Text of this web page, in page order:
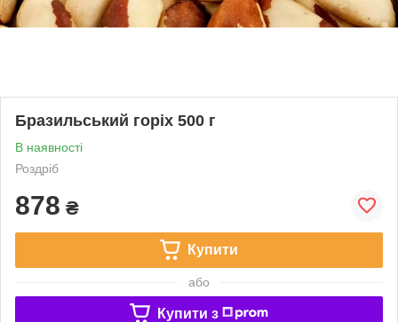
Бразильський горіх 500 г
В наявності
Роздріб
878 ₴
Купити
або
Купити з